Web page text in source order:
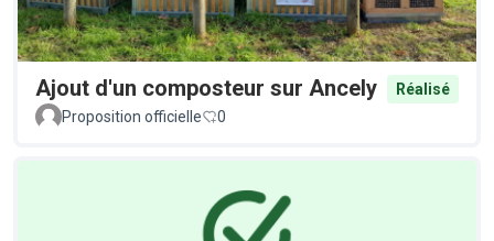
Ajout d'un composteur sur Ancely
Réalisé
Proposition officielle
0